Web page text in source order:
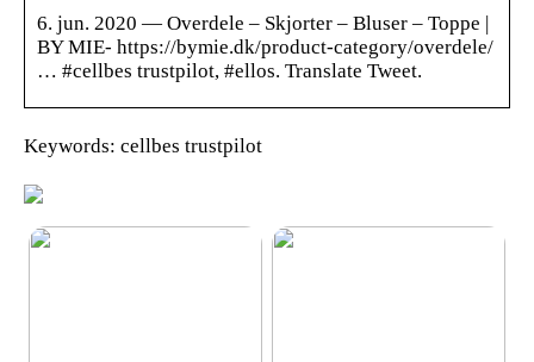
6. jun. 2020 — Overdele – Skjorter – Bluser – Toppe |
BY MIE- https://bymie.dk/product-category/overdele/
… #cellbes trustpilot, #ellos. Translate Tweet.
Keywords: cellbes trustpilot